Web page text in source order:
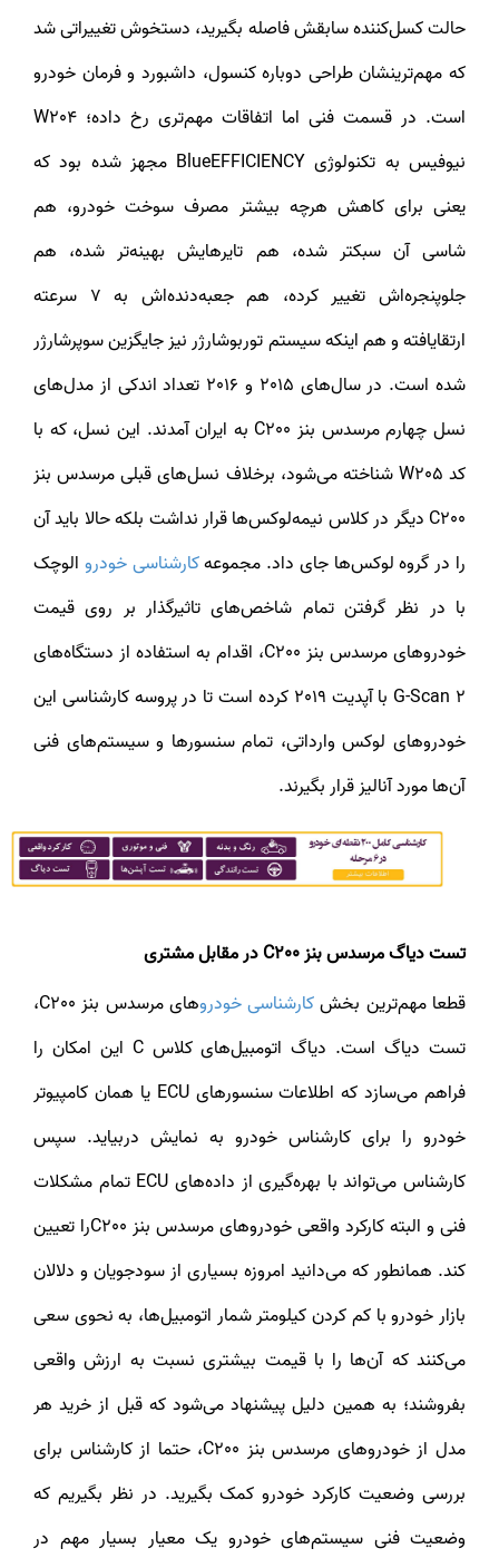
حالت کسل‌کننده سابقش فاصله بگیرید، دستخوش تغییراتی شد
که مهم‌ترینشان طراحی دوباره کنسول، داشبورد و فرمان خودرو
است. در قسمت فنی اما اتفاقات مهم‌تری رخ داده؛ W204
نیوفیس به تکنولوژی BlueEFFICIENCY مجهز شده بود که
یعنی برای کاهش هرچه بیشتر مصرف سوخت خودرو، هم
شاسی آن سبکتر شده، هم تایرهایش بهینه‌تر شده، هم
جلوپنجره‌اش تغییر کرده، هم جعبه‌دنده‌اش به 7 سرعته
ارتقایافته و هم اینکه سیستم توربوشارژر نیز جایگزین سوپرشارژر
شده است. در سال‌های 2015 و 2016 تعداد اندکی از مدل‌های
نسل چهارم مرسدس بنز C200 به ایران آمدند. این نسل، که با
کد W205 شناخته می‌شود، برخلاف نسل‌های قبلی مرسدس بنز
C200 دیگر در کلاس نیمه‌لوکس‌ها قرار نداشت بلکه حالا باید آن
را در گروه لوکس‌ها جای داد. مجموعهکارشناسی خودروالوچک
با در نظر گرفتن تمام شاخص‌های تاثیرگذار بر روی قیمت
خودروهای مرسدس بنز C200، اقدام به استفاده از دستگاه‎‌های
G-Scan 2 با آپدیت 2019 کرده است تا در پروسه کارشناسی این
خودروهای لوکس وارداتی، تمام سنسورها و سیستم‌های فنی
آن‌ها مورد آنالیز قرار بگیرند.
تست دیاگ مرسدس بنز C200 در مقابل مشتری
قطعا مهم‌ترین بخشکارشناسی خودرو
های مرسدس بنز C200،
تست دیاگ است. دیاگ اتومبیل‌های کلاس C این امکان را
فراهم می‌سازد که اطلاعات سنسورهای ECU یا همان کامپیوتر
خودرو را برای کارشناس خودرو به نمایش دربیاید. سپس
کارشناس می‌تواند با بهره‌گیری از داده‌های ECU تمام مشکلات
فنی و البته کارکرد واقعی خودروهای مرسدس بنز C200را تعیین
کند. همانطور که می‌دانید امروزه بسیاری از سودجویان و دلالان
بازار خودرو با کم کردن کیلومتر شمار اتومبیل‌ها، به نحوی سعی
می‌کنند که آن‌ها را با قیمت بیشتری نسبت به ارزش واقعی
بفروشند؛ به همین دلیل پیشنهاد می‌شود که قبل از خرید هر
مدل از خودروهای مرسدس بنز C200، حتما از کارشناس برای
بررسی وضعیت کارکرد خودرو کمک بگیرید. در نظر بگیریم که
وضعیت فنی سیستم‌های خودرو یک معیار بسیار مهم در